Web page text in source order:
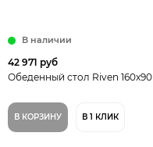
В наличии
42 971 руб
Обеденный стол Riven 160x90
В КОРЗИНУ В 1 КЛИК